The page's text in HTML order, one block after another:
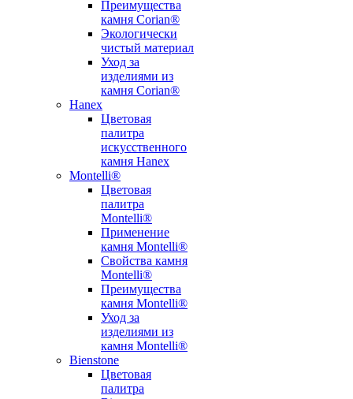
Преимущества
камня Corian®
Экологически
чистый материал
Уход за
изделиями из
камня Corian®
Hanex
Цветовая
палитра
искусственного
камня Hanex
Montelli®
Цветовая
палитра
Montelli®
Применение
камня Montelli®
Свойства камня
Montelli®
Преимущества
камня Montelli®
Уход за
изделиями из
камня Montelli®
Bienstone
Цветовая
палитра